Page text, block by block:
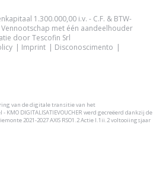
1.300.000,00 i.v. - C.F. & BTW-
met één aandeelhouder
door Tescofin Srl
Imprint
Disconoscimento
van de digitale transitie van het
DIGITALISATIEVOUCHER werd gecreëerd dankzij de
2021-2027 AXIS RSO1.2 Actie I.1ii.2 voltooiingsjaar